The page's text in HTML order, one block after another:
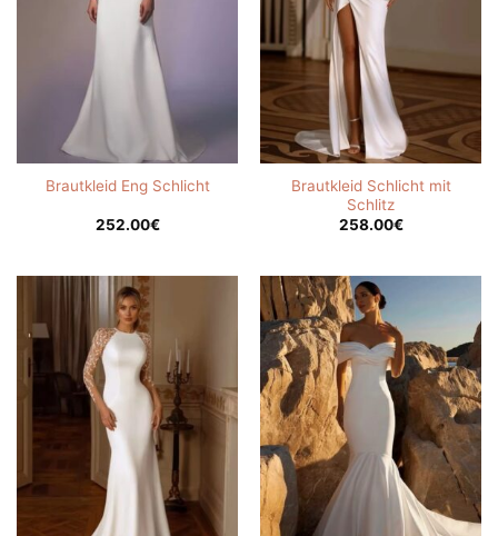
Brautkleid Eng Schlicht
252.00€
Brautkleid Schlicht mit
Schlitz
258.00€